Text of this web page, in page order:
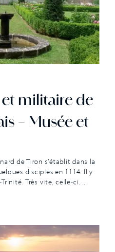
militaire de
– Musée et
de Tiron s’établit dans la
disciples en 1114. Il y
Très vite, celle-ci
Gros, elle prend son essor et
en […]